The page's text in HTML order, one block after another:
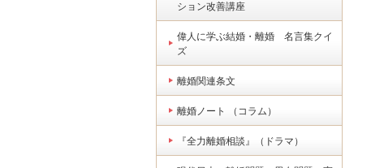
ション改善講座
偉人に学ぶ結婚・離婚 名言集クイ
ズ
離婚関連条文
離婚ノート （コラム）
『全力離婚相談』（ドラマ）